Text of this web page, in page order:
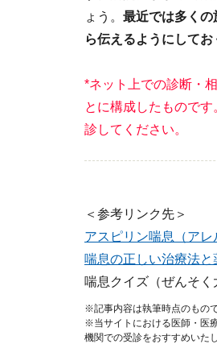
ょう。 最近では多く
ら伝えるようにしてお
*ネット上での診断・
とに構成したもので
診してください。
＜参考リンク先＞
アスピリン喘息（アレ
喘息の正しい治療法と
喘息クイズ（ぜんそく
※記事内容は執筆時点のもの
※当サイトにおける医師・医
機関での受診をおすすめいた